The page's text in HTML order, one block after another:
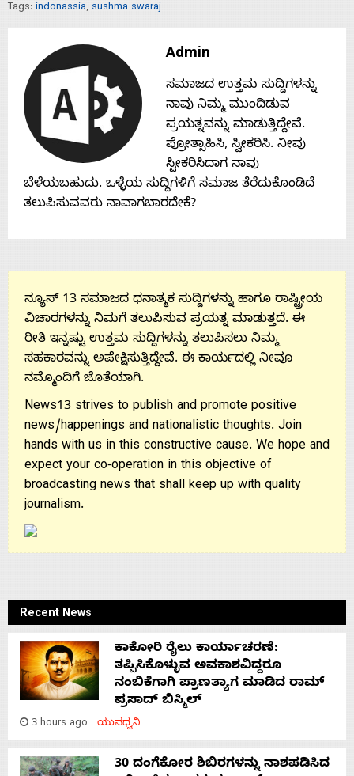
Home
About
Us
Advertise
Contact
Us
Tags: indonassia, sushma swaraj
Admin
ಸಮಾಜದ ಉತ್ತಮ ಸುದ್ದಿಗಳನ್ನು
ನಾವು ನಿಮ್ಮ ಮುಂದಿಡುವ
ಪ್ರಯತ್ನವನ್ನು ಮಾಡುತ್ತಿದ್ದೇವೆ.
ಪ್ರೋತ್ಸಾಹಿಸಿ, ಸ್ವೀಕರಿಸಿ. ನೀವು
ಸ್ವೀಕರಿಸಿದಾಗ ನಾವು
ಬೆಳೆಯಬಹುದು. ಒಳ್ಳೆಯ ಸುದ್ದಿಗಳಿಗೆ ಸಮಾಜ ತೆರೆದುಕೊಂಡಿದೆ
ತಲುಪಿಸುವವರು ನಾವಾಗಬಾರದೇಕೆ?
ನ್ಯೂಸ್ 13 ಸಮಾಜದ ಧನಾತ್ಮಕ ಸುದ್ದಿಗಳನ್ನು ಹಾಗೂ ರಾಷ್ಟ್ರೀಯ
ವಿಚಾರಗಳನ್ನು ನಿಮಗೆ ತಲುಪಿಸುವ ಪ್ರಯತ್ನ ಮಾಡುತ್ತದೆ. ಈ
ರೀತಿ ಇನ್ನಷ್ಟು ಉತ್ತಮ ಸುದ್ದಿಗಳನ್ನು ತಲುಪಿಸಲು ನಿಮ್ಮ
ಸಹಕಾರವನ್ನು ಅಪೇಕ್ಷಿಸುತ್ತಿದ್ದೇವೆ. ಈ ಕಾರ್ಯದಲ್ಲಿ ನೀವೂ
ನಮ್ಮೊಂದಿಗೆ ಜೊತೆಯಾಗಿ.
News13 strives to publish and promote positive
news/happenings and nationalistic thoughts. Join
hands with us in this constructive cause. We hope and
expect your co-operation in this objective of
broadcasting news that shall keep up with quality
journalism.
Recent News
ಕಾಕೋರಿ ರೈಲು ಕಾರ್ಯಾಚರಣೆ:
ತಪ್ಪಿಸಿಕೊಳ್ಳುವ ಅವಕಾಶವಿದ್ದರೂ
ನಂಬಿಕೆಗಾಗಿ ಪ್ರಾಣತ್ಯಾಗ ಮಾಡಿದ ರಾಮ್
ಪ್ರಸಾದ್ ಬಿಸ್ಮಿಲ್
3 hours ago ಯುವಧ್ವನಿ
30 ದಂಗೆಕೋರ ಶಿಬಿರಗಳನ್ನು ನಾಶಪಡಿಸಿದ